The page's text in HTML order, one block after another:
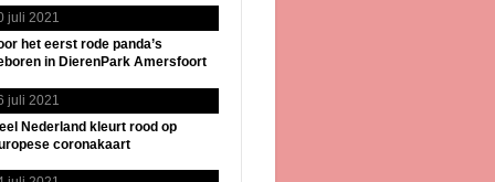
juli 2021
het eerst rode panda’s
in DierenPark Amersfoort
juli 2021
Nederland kleurt rood op
coronakaart